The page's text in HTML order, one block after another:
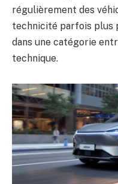
régulièrement des
technicité parfois plus
dans une catégorie
technique.